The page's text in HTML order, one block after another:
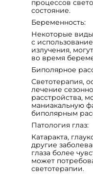
процессов
состояние.
Беременность:
Некоторые
с
излучения,
во время
Биполярное
Светотерапия,
лечение
расстройства,
маниакальную
биполярным
Патология глаз:
Катаракта,
другие
глаза более
может
светотерапии.